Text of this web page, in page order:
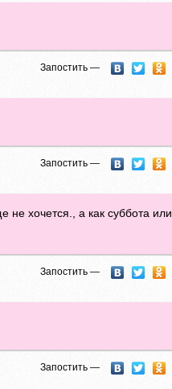
Запостить —
Запостить —
не хочется., а как суббота или
Запостить —
Запостить —